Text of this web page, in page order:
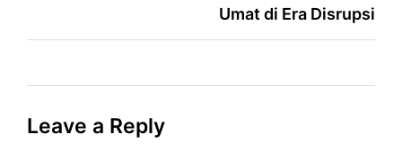
Umat di Era Disrupsi
Leave a Reply